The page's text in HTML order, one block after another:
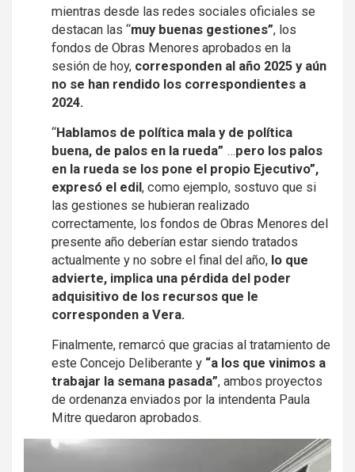
mientras desde las redes sociales oficiales se
destacan las “muy buenas gestiones”, los
fondos de Obras Menores aprobados en la
sesión de hoy, corresponden al año 2025 y aún
no se han rendido los correspondientes a
2024.
“Hablamos de política mala y de política
buena, de palos en la rueda” …pero los palos
en la rueda se los pone el propio Ejecutivo”,
expresó el edil, como ejemplo, sostuvo que si
las gestiones se hubieran realizado
correctamente, los fondos de Obras Menores del
presente año deberían estar siendo tratados
actualmente y no sobre el final del año, lo que
advierte, implica una pérdida del poder
adquisitivo de los recursos que le
corresponden a Vera.
Finalmente, remarcó que gracias al tratamiento de
este Concejo Deliberante y “a los que vinimos a
trabajar la semana pasada”, ambos proyectos
de ordenanza enviados por la intendenta Paula
Mitre quedaron aprobados.